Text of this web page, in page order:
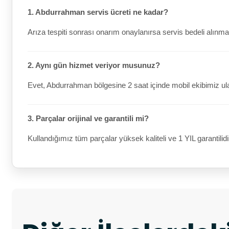
1. Abdurrahman servis ücreti ne kadar?
Arıza tespiti sonrası onarım onaylanırsa servis bedeli
2. Aynı gün hizmet veriyor musunuz?
Evet, Abdurrahman bölgesine 2 saat içinde mobil ekibimiz
3. Parçalar orijinal ve garantili mi?
Kullandığımız tüm parçalar yüksek kaliteli ve 1 YIL